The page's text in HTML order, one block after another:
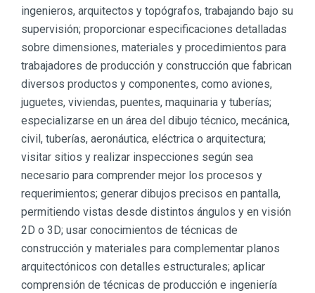
ingenieros, arquitectos y topógrafos, trabajando bajo su
supervisión; proporcionar especificaciones detalladas
sobre dimensiones, materiales y procedimientos para
trabajadores de producción y construcción que fabrican
diversos productos y componentes, como aviones,
juguetes, viviendas, puentes, maquinaria y tuberías;
especializarse en un área del dibujo técnico, mecánica,
civil, tuberías, aeronáutica, eléctrica o arquitectura;
visitar sitios y realizar inspecciones según sea
necesario para comprender mejor los procesos y
requerimientos; generar dibujos precisos en pantalla,
permitiendo vistas desde distintos ángulos y en visión
2D o 3D; usar conocimientos de técnicas de
construcción y materiales para complementar planos
arquitectónicos con detalles estructurales; aplicar
comprensión de técnicas de producción e ingeniería